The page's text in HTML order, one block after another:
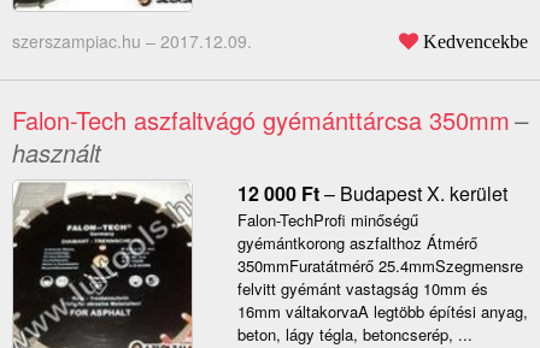
szerszampiac.hu – 2017.12.09. Kedvencekbe
Falon-Tech aszfaltvágó gyémánttárcsa 350mm–
használt
12 000 Ft– Budapest X. kerület
Falon-TechProfi minőségű
gyémántkorong aszfalthoz Átmérő
350mmFuratátmérő 25.4mmSzegmensre
felvitt gyémánt vastagság 10mm és
16mm váltakorvaA legtöbb építési anyag,
beton, lágy tégla, betoncserép, ...